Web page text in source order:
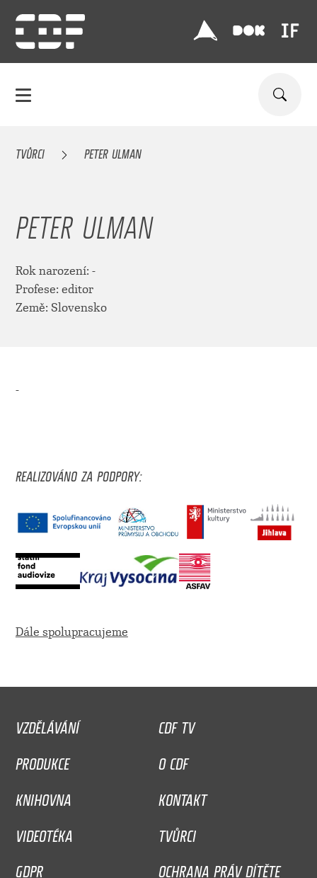
TVŮRCI PETER ULMAN
PETER ULMAN
Rok narození: -
Profese: editor
Země: Slovensko
-
REALIZOVÁNO ZA PODPORY:
Dále spolupracujeme
VZDĚLÁVÁNÍ
CDF TV
PRODUKCE
O CDF
KNIHOVNA
KONTAKT
VIDEOTÉKA
TVŮRCI
GDPR
OCHRANA PRÁV DÍTĚTE